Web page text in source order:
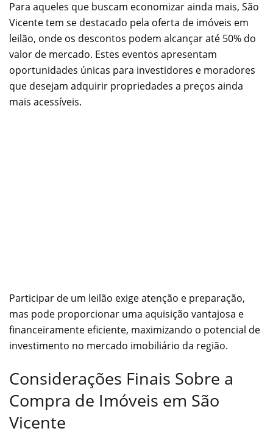
Para aqueles que buscam economizar ainda mais, São
Vicente tem se destacado pela oferta de imóveis em
leilão, onde os descontos podem alcançar até 50% do
valor de mercado. Estes eventos apresentam
oportunidades únicas para investidores e moradores
que desejam adquirir propriedades a preços ainda
mais acessíveis.
Participar de um leilão exige atenção e preparação,
mas pode proporcionar uma aquisição vantajosa e
financeiramente eficiente, maximizando o potencial de
investimento no mercado imobiliário da região.
Considerações Finais Sobre a
Compra de Imóveis em São
Vicente